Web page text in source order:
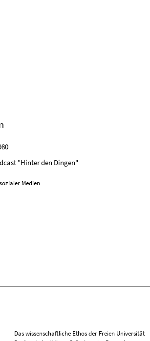
"Hinter den Dingen"
Medien
Das wissenschaftliche Ethos der Freien Universität